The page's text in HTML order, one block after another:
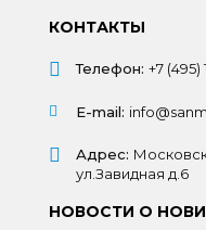
КОНТАКТЫ
Телефон: +7
E-mail:
Адрес:
ул.Завидная д.6
НОВОСТИ О